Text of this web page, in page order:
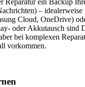
Reparatur ein Backup
–
Cloud, OneDrive)
oder Akkutausch sind
bei komplexen
vorkommen.